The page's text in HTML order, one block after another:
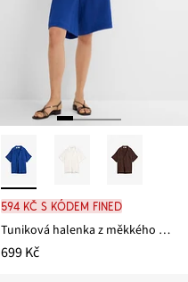
594 Kč s kódem FINED
Tuniková halenka z měkkého mušelínu
699 Kč